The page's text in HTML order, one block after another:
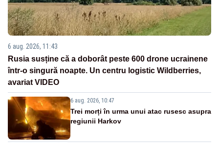
6 aug. 2026, 11:43
Rusia susține că a doborât peste 600 drone ucrainene
într-o singură noapte. Un centru logistic Wildberries,
avariat VIDEO
6 aug. 2026, 10:47
Trei morți în urma unui atac rusesc asupra
regiunii Harkov